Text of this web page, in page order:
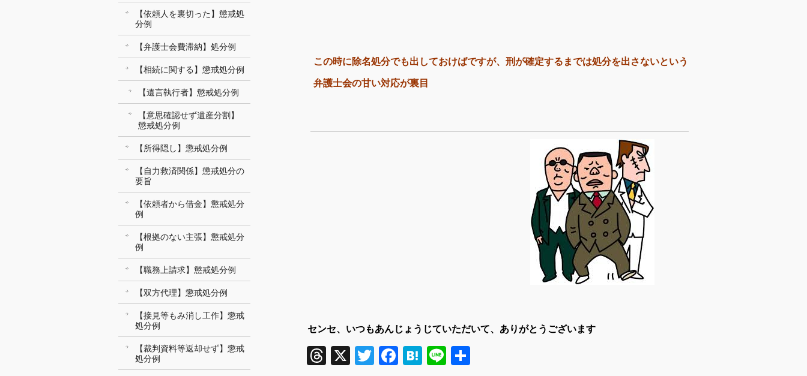
この時に除名処分でも出しておけばですが、刑が確定するまでは処分を出さないという
弁護士会の甘い対応が裏目
センセ、いつもあんじょうじていただいて、ありがとうございます
Threads
X TwitterFacebook
Hatena
Line
【依頼人を裏切った】懲戒処
分例
【弁護士会費滞納】処分例
【相続に関する】懲戒処分例
【遺言執行者】懲戒処分例
【意思確認せず遺産分割】
懲戒処分例
【所得隠し】懲戒処分例
【自力救済関係】懲戒処分の
要旨
【依頼者から借金】懲戒処分
例
【根拠のない主張】懲戒処分
例
【職務上請求】懲戒処分例
【双方代理】懲戒処分例
【接見等もみ消し工作】懲戒
処分例
【裁判資料等返却せず】懲戒
処分例